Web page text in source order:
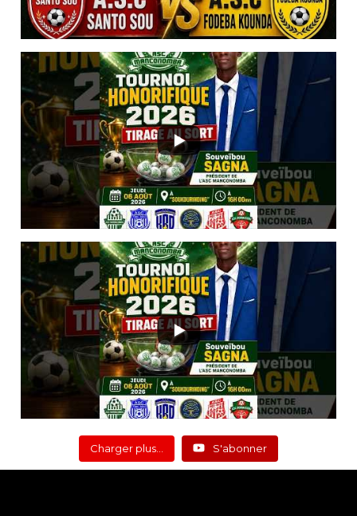
Charger plus… S'abonner